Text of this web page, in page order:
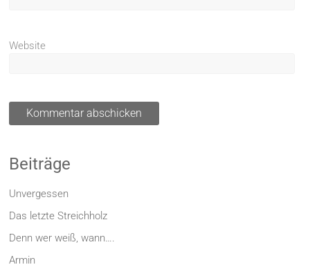
Website
Beiträge
Unvergessen
Das letzte Streichholz
Denn wer weiß, wann….
Armin